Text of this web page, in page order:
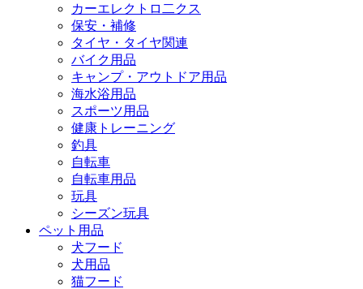
カーエレクトロ二クス
保安・補修
タイヤ・タイヤ関連
バイク用品
キャンプ・アウトドア用品
海水浴用品
スポーツ用品
健康トレーニング
釣具
自転車
自転車用品
玩具
シーズン玩具
ペット用品
犬フード
犬用品
猫フード